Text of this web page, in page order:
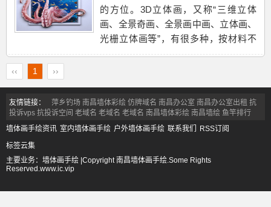
的方位。3D立体画，又称“三维立体
画、全景奇画、全景画中画、立体画、
光栅立体画等”，有很多种，按材料不
或纸上，是比较...
‹‹ 1 ››
友情链接： 萍乡钓场 南昌墙体彩绘 仿牌域名 南昌办公室 南昌办公室出租 抗
投诉vps 抗投诉空间 老域名 老域名 老域名 南昌墙体彩绘 南昌墙绘 鱼竿排行
墙体画手绘资讯 室内墙体画手绘 户外墙体画手绘 联系我们
RSS订阅
标签云集
主要业务： 墙体画手绘 |Copyright 南昌墙体画手绘.Some Rights
Reserved.www.ic.vip